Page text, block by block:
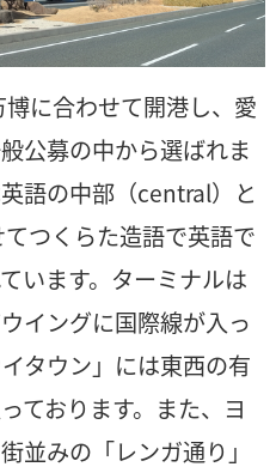
に合わせて開港し、愛
公募の中から選ばれま
語の中部（central）と
つくらた造語で英語で
います。ターミナルは
イングに国際線が入っ
タウン」には東西の有
ております。また、ヨ
並みの「レンガ通り」